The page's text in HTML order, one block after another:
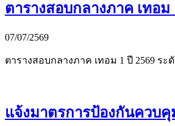
ตารางสอบกลางภาค เทอม
07/07/2569
ตารางสอบกลางภาค เทอม 1 ปี 2569 ร
แจ้งมาตรการป้องกันควบคุ